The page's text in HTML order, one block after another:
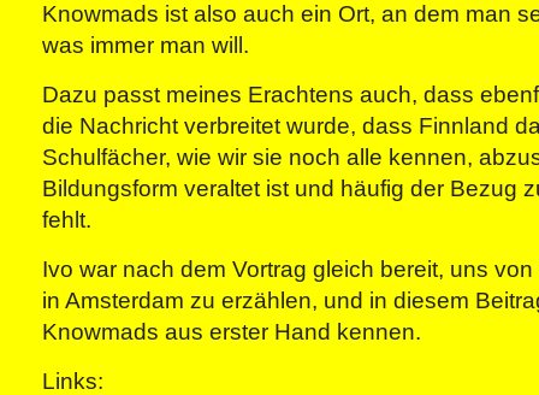
Knowmads ist also auch ein Ort, an dem man
was immer man will.
Dazu passt meines Erachtens auch, dass
die Nachricht verbreitet wurde, dass Finnland
Schulfächer, wie wir sie noch alle kennen,
Bildungsform veraltet ist und häufig der Bezug
fehlt.
Ivo war nach dem Vortrag gleich bereit, uns
in Amsterdam zu erzählen, und in diesem
Knowmads aus erster Hand kennen.
Links: